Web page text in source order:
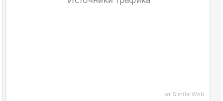
от SimilarWeb